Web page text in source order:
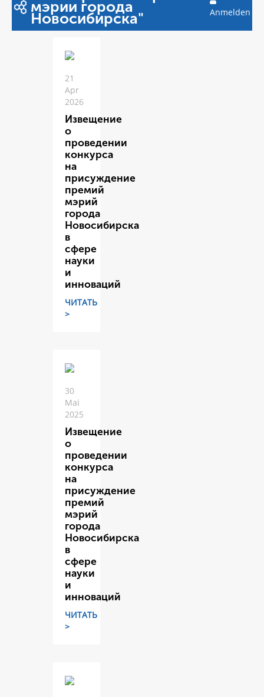
мэрии города
Новосибирска" Anmelden
21
Apr
2026
Извещение
о
проведении
конкурса
на
присуждение
премий
мэрий
города
Новосибирска
в
сфере
науки
и
инноваций
ЧИТАТЬ
>
30
Mai
2025
Извещение
о
проведении
конкурса
на
присуждение
премий
мэрий
города
Новосибирска
в
сфере
науки
и
инноваций
ЧИТАТЬ
>